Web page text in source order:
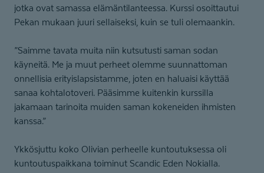
jotka ovat samassa elämäntilanteessa. Kurssi osoittautui
Pekan mukaan juuri sellaiseksi, kuin se tuli olemaankin.
”Saimme tavata muita niin kutsutusti saman sodan
käyneitä. Me ja muut perheet olemme suunnattoman
onnellisia erityislapsistamme, joten en haluaisi käyttää
sanaa kohtalotoveri. Pääsimme kuitenkin kurssilla
jakamaan tarinoita muiden saman kokeneiden ihmisten
kanssa.”
Ykkösjuttu koko Olivian perheelle kuntoutuksessa oli
kuntoutuspaikkana toiminut Scandic Eden Nokialla.